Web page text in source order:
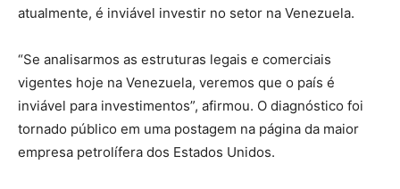
atualmente, é inviável investir no setor na Venezuela.
“Se analisarmos as estruturas legais e comerciais
vigentes hoje na Venezuela, veremos que o país é
inviável para investimentos”, afirmou. O diagnóstico foi
tornado público em uma postagem na página da maior
empresa petrolífera dos Estados Unidos.